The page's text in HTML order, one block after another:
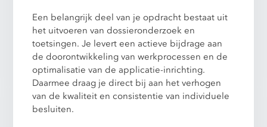
Een belangrijk deel van je opdracht bestaat uit
het uitvoeren van dossieronderzoek en
toetsingen. Je levert een actieve bijdrage aan
de doorontwikkeling van werkprocessen en de
optimalisatie van de applicatie-inrichting.
Daarmee draag je direct bij aan het verhogen
van de kwaliteit en consistentie van individuele
besluiten.